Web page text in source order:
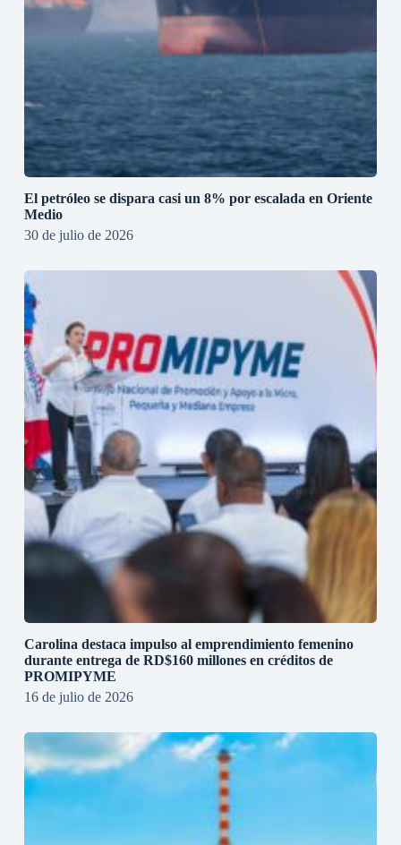
El petróleo se dispara casi un 8% por escalada en Oriente
Medio
30 de julio de 2026
Carolina destaca impulso al emprendimiento femenino
durante entrega de RD$160 millones en créditos de
PROMIPYME
16 de julio de 2026